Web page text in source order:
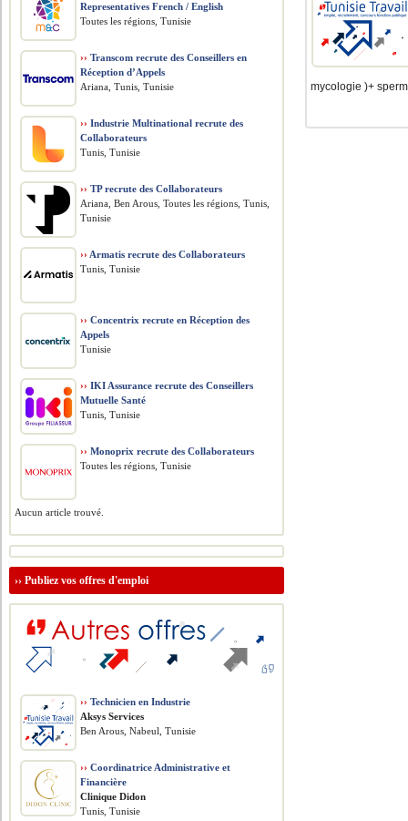
mycologie )+
Representatives French / English
Toutes les régions, Tunisie
›› Transcom recrute des Conseillers en
Réception d’Appels
Ariana, Tunis, Tunisie
›› Industrie Multinational recrute des
Collaborateurs
Tunis, Tunisie
›› TP recrute des Collaborateurs
Ariana, Ben Arous, Toutes les régions, Tunis,
Tunisie
›› Armatis recrute des Collaborateurs
Tunis, Tunisie
›› Concentrix recrute en Réception des
Appels
Tunisie
›› IKI Assurance recrute des Conseillers
Mutuelle Santé
Tunis, Tunisie
›› Monoprix recrute des Collaborateurs
Toutes les régions, Tunisie
Aucun article trouvé.
››Publiez vos offres d'emploi
›› Technicien en Industrie
Aksys Services
Ben Arous, Nabeul, Tunisie
›› Coordinatrice Administrative et
Financière
Clinique Didon
Tunis, Tunisie